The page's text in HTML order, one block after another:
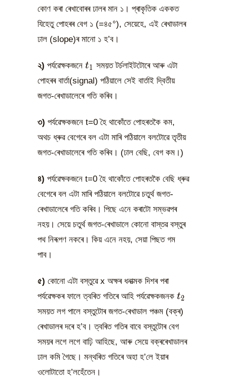
কোণ কৰা ৰেখাবোৰৰ ঢালৰ মান ১। প্ৰাকৃতিক এককত
যিহেতু পোহৰৰ বেগ ১ (=৪৫°), সেয়েহে, এই ৰেখাডালৰ
ঢাল (slope)ৰ মানো ১ হ’ব।
২) পৰ্যৱেক্ষকজনে t_1
t1 সময়ত টৰ্চলাইটটোৰে আৰু এটা
পোহৰৰ বাৰ্তা(signal) পঠিয়ালে সেই বাৰ্তাই দ্বিতীয়
জগত-ৰেখাডালেৰে গতি কৰিব।
৩) পৰ্যৱেক্ষকজনে t=0 হৈ থাকোঁতে পোহৰতকৈ কম,
অথচ ধ্ৰুৱ বেগেৰে বল এটা মাৰি পঠিয়ালে বলটোৱে তৃতীয়
জগত-ৰেখাডালেৰে গতি কৰিব। (ঢাল বেছি, বেগ কম।)
৪) পৰ্যৱেক্ষকজনে t=0 হৈ থাকোঁতে পোহৰতকৈ বেছি ধ্ৰুৱ
বেগেৰে বল এটা মাৰি পঠিয়ালে বলটোৱে চতুৰ্থ জগত-
ৰেখাডালেৰে গতি কৰিব। পিছে এনে কৰাটো সম্ভৱপৰ
নহয়। সেয়ে চতুৰ্থ জগত-ৰেখাডালে কোনো বাস্তৱ বস্তুৰ
পথ নিৰূপণ নকৰে। কিয় এনে নহয়, সেয়া পিছত গম
পাব।
৫) কোনো এটা বস্তুৱে x অক্ষৰ ধনাত্মক দিশৰ পৰা
পৰ্যৱেক্ষকৰ ফালে ত্বৰিত গতিৰে আহি পৰ্যৱেক্ষকজনক t_2
t2
সময়ত লগ পালে বস্তুটোৰ জগত-ৰেখাডাল পঞ্চম (বক্ৰ)
ৰেখাডালৰ দৰে হ’ব। ত্বৰিত গতিৰ বাবে বস্তুটোৰ বেগ
সময়ৰ লগে লগে বাঢ়ি আহিছে, আৰু সেয়ে বক্ৰৰেখাডালৰ
ঢাল কমি গৈছে। মন্থৰিত গতিৰে অহা হ’লে ইয়াৰ
ওলোটাতো হ’লহেঁতেন।